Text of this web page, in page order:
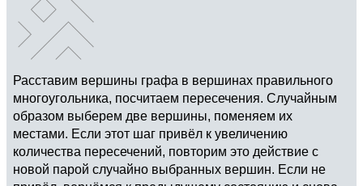
Расставим вершины графа в вершинах правильного
многоугольника, посчитаем пересечения. Случайным
образом выберем две вершины, поменяем их
местами. Если этот шаг привёл к увеличению
количества пересечений, повторим это действие с
новой парой случайно выбранных вершин. Если не